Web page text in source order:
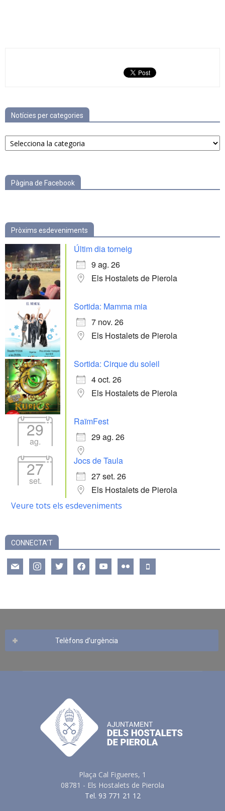
Notícies per categories
Notícies
per
Pàgina de Facebook
Pròxims esdeveniments
Últim dia torneig
9 ag. 26
Els Hostalets de Pierola
Sortida: Mamma mia
7 nov. 26
Els Hostalets de Pierola
Sortida: Cirque du soleil
4 oct. 26
Els Hostalets de Pierola
29
ag.
RaïmFest
29 ag. 26
27
set.
Jocs de Taula
27 set. 26
Els Hostalets de Pierola
Veure tots els esdeveniments
CONNECTA’T
mail instagramtwitter facebookyoutube flickr mobile
Telèfons d’urgència
Plaça Cal Figueres, 1
08781 - Els Hostalets de Pierola
Tel. 93 771 21 12